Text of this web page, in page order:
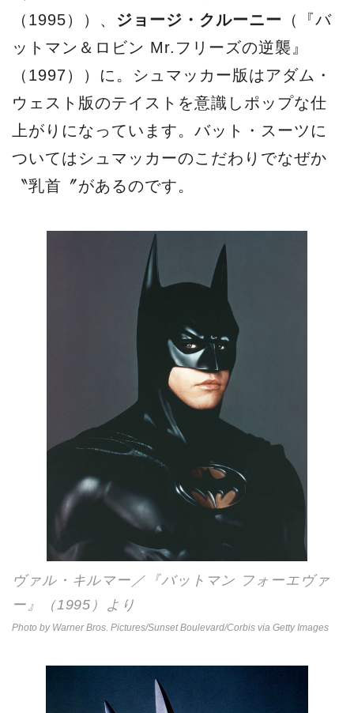
（1995））、 ジョージ・クルーニー （『バ
ットマン＆ロビン Mr.フリーズの逆襲』
（1997））に。シュマッカー版はアダム・
ウェスト版のテイストを意識しポップな仕
上がりになっています。バット・スーツに
ついてはシュマッカーのこだわりでなぜか
〝乳首〞があるのです。
ヴァル・キルマー／『バットマン フォーエヴァ
ー』（1995）より
Photo by Warner Bros. Pictures/Sunset Boulevard/Corbis via Getty Images